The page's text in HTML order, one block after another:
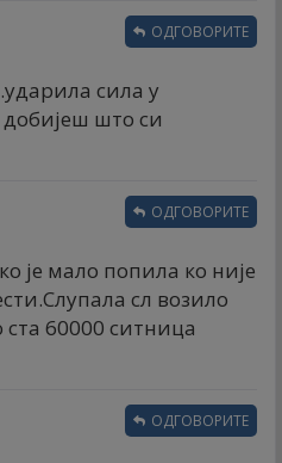
сила у
добијеш што си
ОДГОВОРИТЕ
је мало попила ко није
сл возило
60000 ситница
ОДГОВОРИТЕ
ОДГОВОРИТЕ